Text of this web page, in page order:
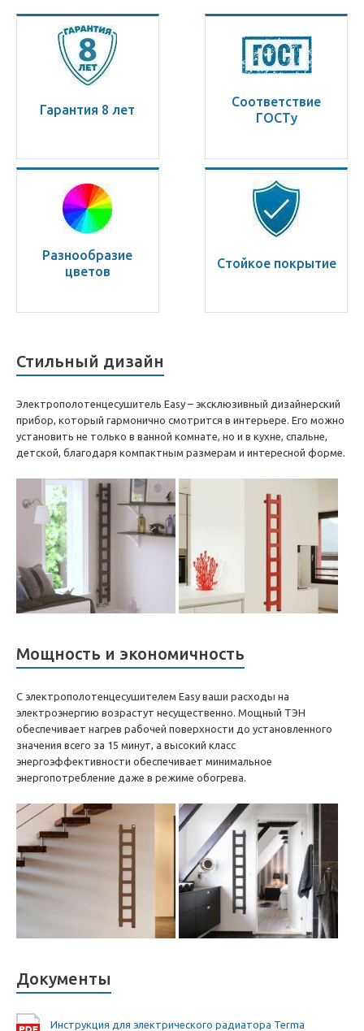
Гарантия 8 лет
Соответствие
ГОСТу
Разнообразие
цветов
Стойкое покрытие
Стильный дизайн
Электрополотенцесушитель Easy – эксклюзивный дизайнерский
прибор, который гармонично смотрится в интерьере. Его можно
установить не только в ванной комнате, но и в кухне, спальне,
детской, благодаря компактным размерам и интересной форме.
Мощность и экономичность
С электрополотенцесушителем Easy ваши расходы на
электроэнергию возрастут несущественно. Мощный ТЭН
обеспечивает нагрев рабочей поверхности до установленного
значения всего за 15 минут, а высокий класс
энергоэффективности обеспечивает минимальное
энергопотребление даже в режиме обогрева.
Документы
Инструкция для электрического радиатора Terma